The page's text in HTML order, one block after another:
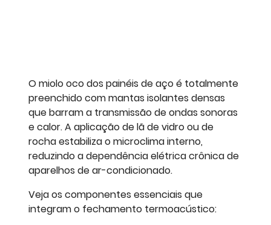
O miolo oco dos painéis de aço é totalmente
preenchido com mantas isolantes densas
que barram a transmissão de ondas sonoras
e calor. A aplicação de lã de vidro ou de
rocha estabiliza o microclima interno,
reduzindo a dependência elétrica crônica de
aparelhos de ar-condicionado.
Veja os componentes essenciais que
integram o fechamento termoacústico: